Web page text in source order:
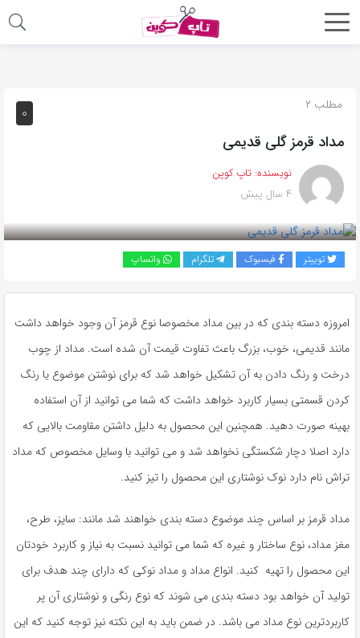
اشتراک
از
روش‌های
زیر
می‌توانید
این
صفحه
با
دوستان
خود
بگذارید.
لینک
۰ مطلب ۲
مداد قرمز گلی قدیمی
نویسنده: تاپ کوپن
۴ سال پیش
توییتر فیسبوک تلگرام واتساپ
امروزه دسته بندی که در بین مداد مخصوصا نوع قرمز آن وجود خواهد داشت
مانند قدیمی، خوب، بزرگ باعث تفاوت قیمت آن شده است. مداد از چوب
درخت و رنگ دادن به آن تشکیل خواهد شد که برای نوشتن موضوع یا رنگ
کردن قسمتی بسیار کاربرد خواهد داشت که شما می توانید از آن استفاده
بهینه صورت دهید. همچنین این محصول به دلیل داشتن مقاومت بالایی که
دارد اصلا دچار شکستگی نخواهد شد و می توانید با وسایل مخصوص که مداد
تراش نام دارد نوک نوشتاری این محصول را تیز کنید.
مداد قرمز بر اساس چند موضوع دسته بندی خواهند شد مانند: سایز، طرح،
مغز مداد، نوع ساختار و غیره که شما می توانید نسبت به نیاز و کاربرد خودتان
این محصول را تهیه کنید. انواع مداد و مداد نوکی که دارای چند هدف برای
تولید آن خواهد بود دسته بندی می شوند که نوع رنگی و نوشتاری آن پر
کاربردترین نوع مداد می باشد. در ضمن باید به این نکته نیز توجه کنید که این